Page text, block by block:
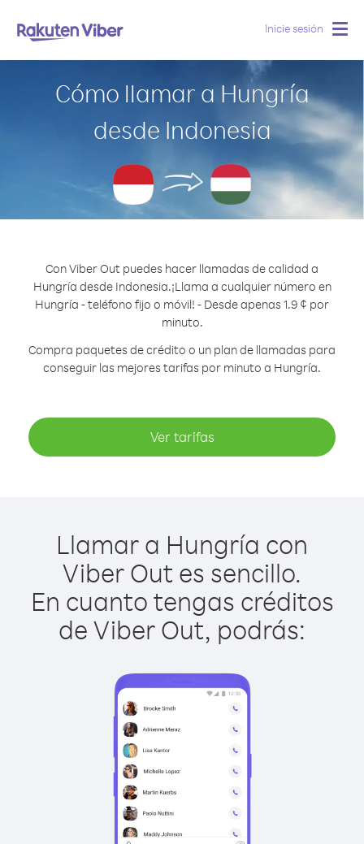
Inicie sesión
Cómo llamar a Hungría
desde Indonesia
Con Viber Out puedes hacer llamadas de calidad a
Hungría desde Indonesia.¡Llama a cualquier número en
Hungría - teléfono fijo o móvil! - Desde apenas 1.9 ¢ por
minuto.
Compra paquetes de crédito o un plan de llamadas para
conseguir las mejores tarifas por minuto a Hungría.
Ver tarifas
Llamar a Hungría con
Viber Out es sencillo.
En cuanto tengas créditos
de Viber Out, podrás: